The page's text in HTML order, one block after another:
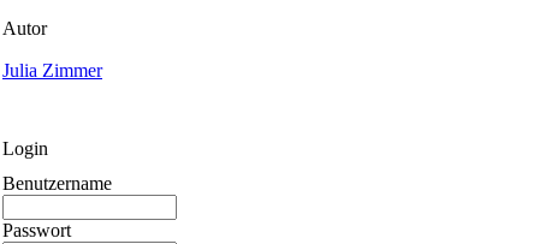
Autor
Julia Zimmer
Login
Benutzername
Passwort